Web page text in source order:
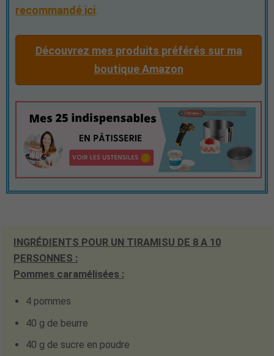
recommandé ici.
Découvrez mes produits préférés sur ma
boutique Amazon
INGRÉDIENTS POUR UN TIRAMISU DE 8 A 10
PERSONNES :
Pommes caramélisées :
4 pommes
40 g de beurre
40 g de sucre en poudre